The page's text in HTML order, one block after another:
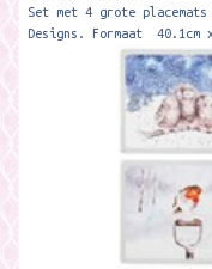
Set met 4 grote
Designs. Formaat